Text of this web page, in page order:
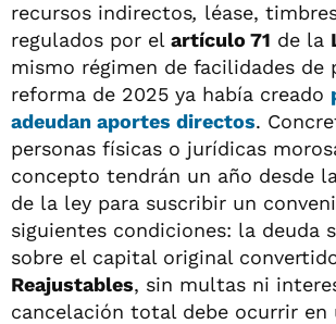
recursos indirectos, léase,
regulados por el artículo 71 de la
mismo régimen de facilidades de
reforma de 2025 ya había creado
adeudan aportes directos.
personas físicas o jurídicas
concepto tendrán un año desde
de la ley para suscribir un
siguientes condiciones: la deuda
sobre el capital original
Reajustables, sin multas ni
cancelación total debe ocurrir en